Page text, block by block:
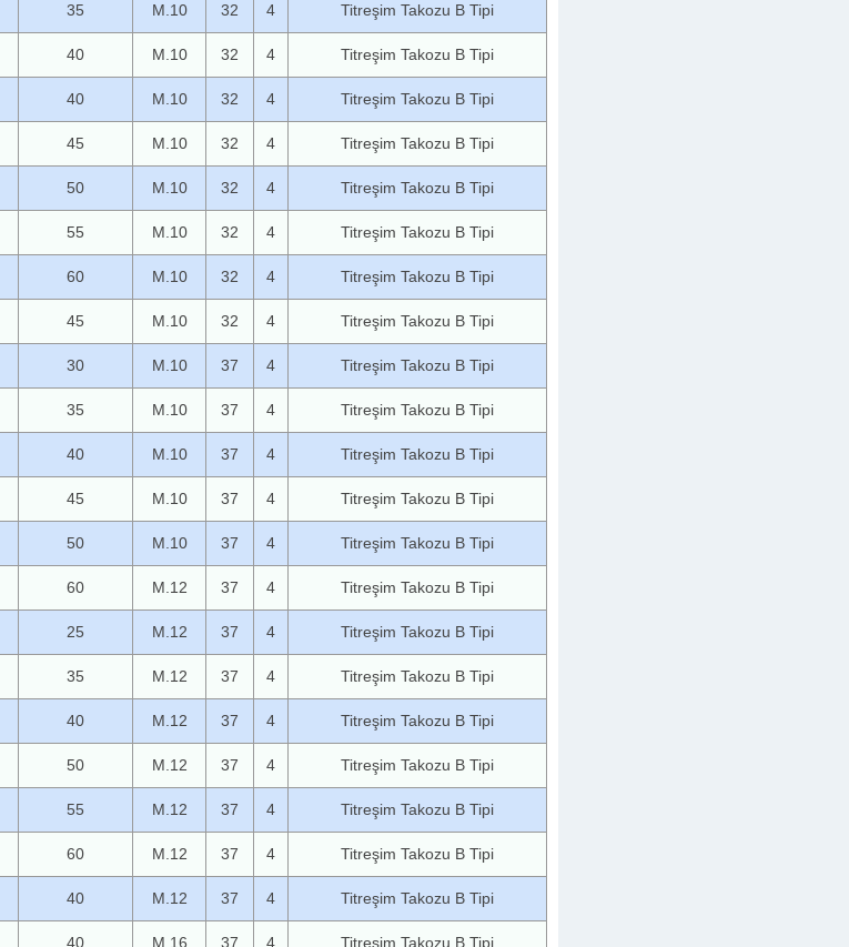
35 M.10 32 4 Titreşim Takozu B Tipi
40 M.10 32 4 Titreşim Takozu B Tipi
40 M.10 32 4 Titreşim Takozu B Tipi
45 M.10 32 4 Titreşim Takozu B Tipi
50 M.10 32 4 Titreşim Takozu B Tipi
55 M.10 32 4 Titreşim Takozu B Tipi
60 M.10 32 4 Titreşim Takozu B Tipi
45 M.10 32 4 Titreşim Takozu B Tipi
30 M.10 37 4 Titreşim Takozu B Tipi
35 M.10 37 4 Titreşim Takozu B Tipi
40 M.10 37 4 Titreşim Takozu B Tipi
45 M.10 37 4 Titreşim Takozu B Tipi
50 M.10 37 4 Titreşim Takozu B Tipi
60 M.12 37 4 Titreşim Takozu B Tipi
25 M.12 37 4 Titreşim Takozu B Tipi
35 M.12 37 4 Titreşim Takozu B Tipi
40 M.12 37 4 Titreşim Takozu B Tipi
50 M.12 37 4 Titreşim Takozu B Tipi
55 M.12 37 4 Titreşim Takozu B Tipi
60 M.12 37 4 Titreşim Takozu B Tipi
40 M.12 37 4 Titreşim Takozu B Tipi
40 M.16 37 4 Titreşim Takozu B Tipi